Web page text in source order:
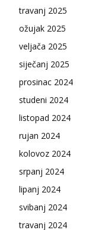
travanj 2025
ožujak 2025
veljača 2025
siječanj 2025
prosinac 2024
studeni 2024
listopad 2024
rujan 2024
kolovoz 2024
srpanj 2024
lipanj 2024
svibanj 2024
travanj 2024